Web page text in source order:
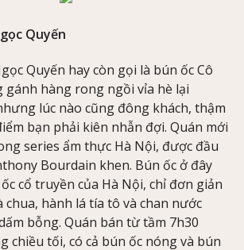
Quyến
Quyến hay còn gọi là bún ốc Cô
gánh hàng rong ngồi vỉa hè lại
lúc nào cũng đông khách, thậm
bạn phải kiên nhẫn đợi. Quán mới
series ẩm thực Hà Nội, được đầu
Bourdain khen. Bún ốc ở đây
cổ truyền của Hà Nội, chỉ đơn giản
chua, hành lá tía tô và chan nước
bỗng. Quán bán từ tầm 7h30
chiều tối, có cả bún ốc nóng và bún